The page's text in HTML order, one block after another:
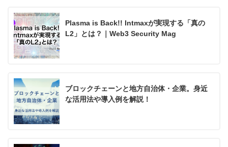
Plasma is Back!! Intmaxが実現する「真の
L2」とは？｜Web3 Security Mag
ブロックチェーンと地方自治体・企業。身近
な活用法や導入例を解説！